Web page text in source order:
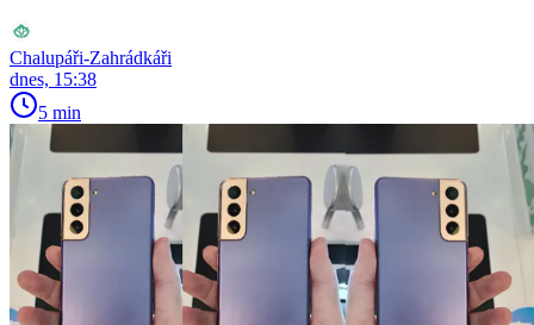
Chalupáři-Zahrádkáři
dnes, 15:38
5 min